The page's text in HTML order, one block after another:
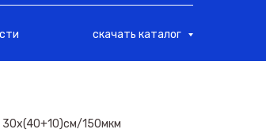
скачать каталог
30х(40+10)см/150мкм